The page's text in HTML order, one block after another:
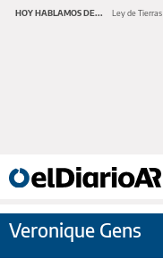
HOY HABLAMOS DE... Ley de Tierras
Veronique Gens